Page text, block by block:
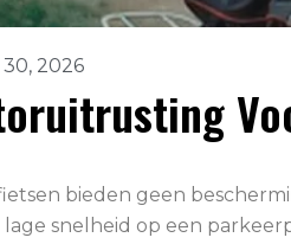
30, 2026
bieden geen
lage snelheid op een